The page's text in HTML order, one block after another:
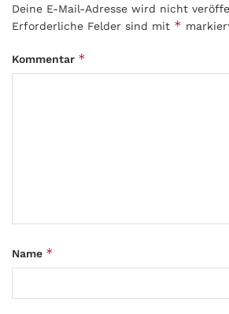
Deine E-Mail-Adresse wird nicht
Erforderliche Felder sind mit *
Kommentar *
Name *